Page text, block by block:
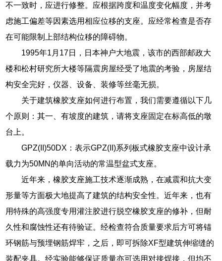
不一致时，应进行修整。应根据跨度和温度变化幅度，并考
虑施工偏差等因素选用相应位移的支座。应经常检查是否存
在可能限制上部结构位移的障碍物。
1995年1月17日，日本神户大地震，该市的西部邮政大
楼和松村研究所大楼等隔震房屋经受了地震的考验，房屋结
构安全完好，仪器、设备、装修等丝毫无损。
关于建筑橡胶支座如何进行布置，我们需要遵循以下几
个原则：其一、有坡度的建筑，请将支座固定在标高低的墩
台上。
GPZ(II)50DX：表示GPZ(II)系列板式橡胶支座中设计承
载力为50MN的单向活动的常温型盆式支座。
近年来，橡胶支座施工技术逐渐成熟，在减震和抗大变
形量等方面极大地提高了建筑的结构安全性。近年来，也有
用特殊的高强度专用灌注胶进行脱空橡胶支座的修补，但耐
久性和腐蚀性还有待验证。经检查符合质量要求后方可将锚
环钢筋与预埋钢筋焊牢，之后，即可拆除XF型建筑伸缩缝的
装配夹具。经实验能够保证质量亦可选用对接焊接，但均不